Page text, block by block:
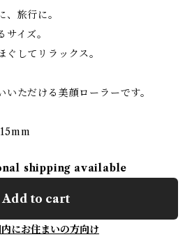
旅行に。
イズ。
してリラックス。
ただける美顔ローラーです。
shipping available
Add to cart
にお住まいの方向け